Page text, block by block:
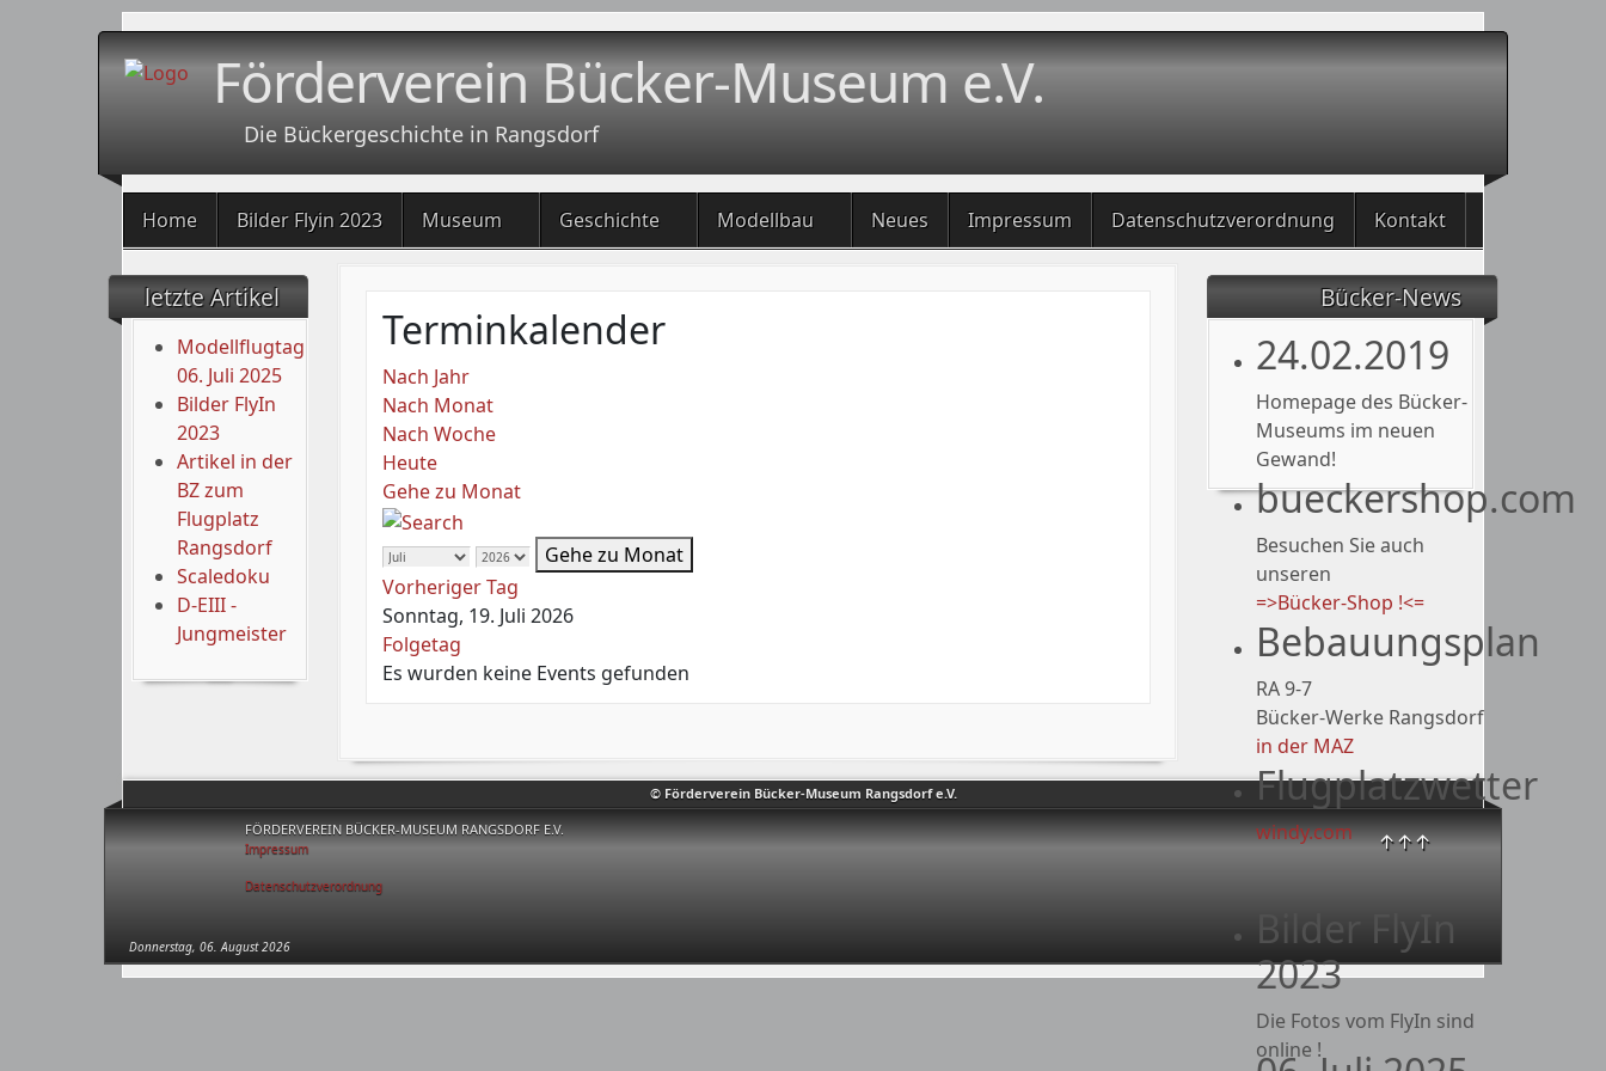
Förderverein Bücker-Museum e.V.
Die Bückergeschichte in Rangsdorf
Home Bilder Flyin 2023 Museum Geschichte Modellbau Neues Impressum Datenschutzverordnung Kontakt
© Förderverein Bücker-Museum Rangsdorf e.V.
↑↑↑
FÖRDERVEREIN BÜCKER-MUSEUM RANGSDORF E.V.
Impressum
Datenschutzverordnung
Donnerstag, 06. August 2026
letzte Artikel
Modellflugtag
06. Juli 2025
Bilder FlyIn
2023
Artikel in der
BZ zum
Flugplatz
Rangsdorf
Scaledoku
D-EIII -
Jungmeister
Bücker-News
24.02.2019
Homepage des Bücker-
Museums im neuen
Gewand!
bueckershop.com
Besuchen Sie auch
unseren
=>Bücker-Shop !<=
Bebauungsplan
RA 9-7
Bücker-Werke Rangsdorf
in der MAZ
Flugplatzwetter
windy.com
Bilder FlyIn
2023
Die Fotos vom FlyIn sind
online !
Terminkalender
Nach Jahr
Nach Monat
Nach Woche
Heute
Gehe zu Monat
Gehe zu Monat
Vorheriger Tag
Sonntag, 19. Juli 2026
Folgetag
Es wurden keine Events gefunden